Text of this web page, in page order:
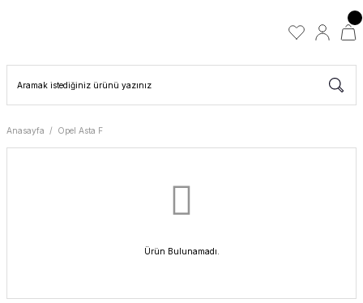
Anasayfa Opel Asta F
Ürün Bulunamadı.